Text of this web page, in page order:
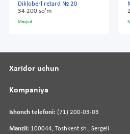
Dikloberl retard № 20
34 200 so'm
Mavjud
Ishonch telefoni: (71) 200-03-03
Manzil: 100044, Toshkent sh., Sergeli
Xaridor uchun
Kompaniya